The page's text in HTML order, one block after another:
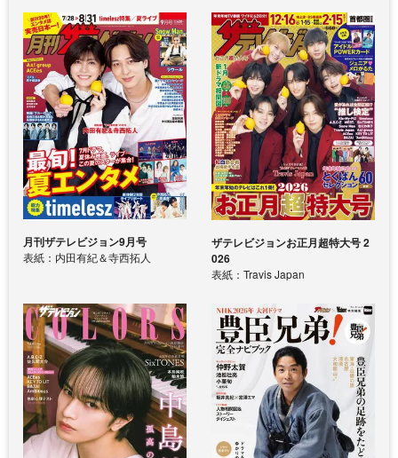
月刊ザテレビジョン9月号
表紙：内田有紀＆寺西拓人
ザテレビジョンお正月超特大号 2
026
表紙：Travis Japan